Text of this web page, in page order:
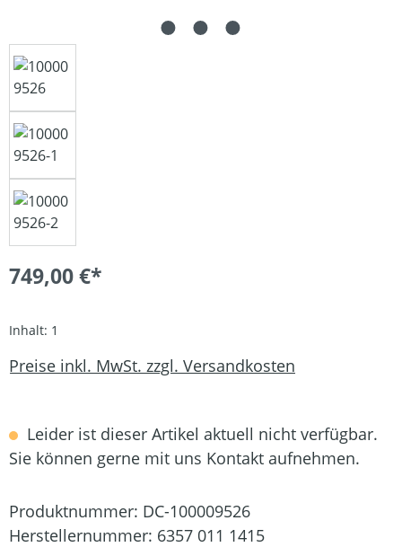
749,00 €*
Inhalt: 1
Preise inkl. MwSt. zzgl. Versandkosten
Leider ist dieser Artikel aktuell nicht verfügbar.
Sie können gerne mit uns Kontakt aufnehmen.
Produktnummer: DC-100009526
Herstellernummer: 6357 011 1415